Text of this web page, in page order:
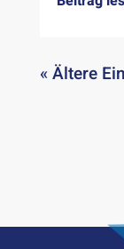
« Ältere